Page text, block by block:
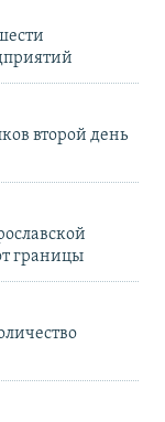
второй день
границы